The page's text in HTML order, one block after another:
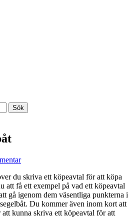
du skriva ett köpeavtal för att köpa
att få ett exempel på vad ett köpeavtal
gå igenom dem väsentliga punkterna i
Du kommer även inom kort att
kunna skriva ett köpeavtal för att